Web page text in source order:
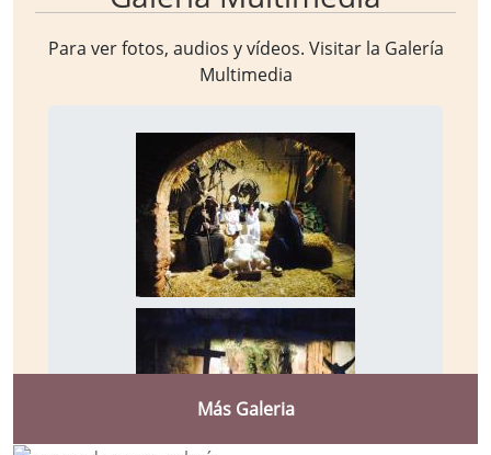
Para ver fotos, audios y vídeos. Visitar la Galería
Multimedia
Más Galeria